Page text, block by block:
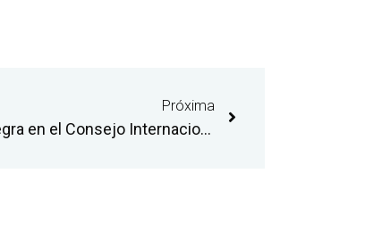
Próxima
El aeropuerto de Castellón se integra en el Consejo Internacional de Aeropuertos-Europa